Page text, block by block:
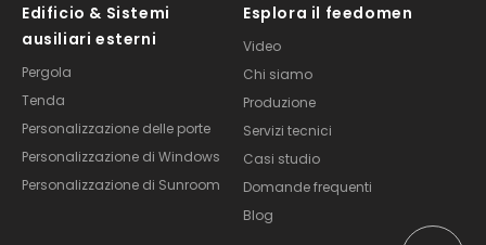
Edificio & Sistemi
ausiliari esterni
Pergola
Tenda
Personalizzazione delle porte
Personalizzazione di Windows
Personalizzazione di Sunroom
Esplora il feedomen
Video
Chi siamo
Produzione
Servizi tecnici
Casi studio
Domande frequenti
Blog